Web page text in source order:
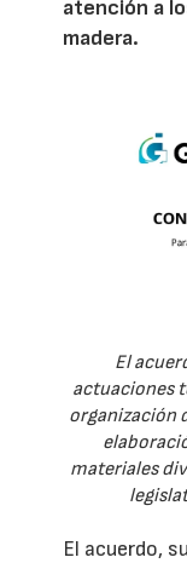
atención a
madera.
El
actuaciones
organización
materiales
El acuerdo,